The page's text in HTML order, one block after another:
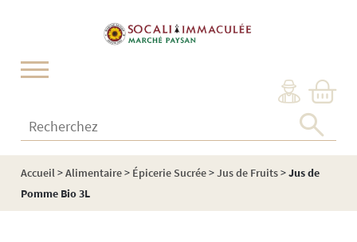
Recherchez :
Accueil>Alimentaire> Épicerie Sucrée>Jus de Fruits>Jus de
Pomme Bio 3L